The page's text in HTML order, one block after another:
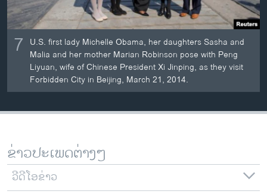
7 U.S. first lady Michelle Obama, her daughters Sasha and
Malia and her mother Marian Robinson pose with Peng
Liyuan, wife of Chinese President Xi Jinping, as they visit
Forbidden City in Beijing, March 21, 2014.
ຂ່າວປະເພດຕ່າງໆ
ວີດີໂອຂ່າວ